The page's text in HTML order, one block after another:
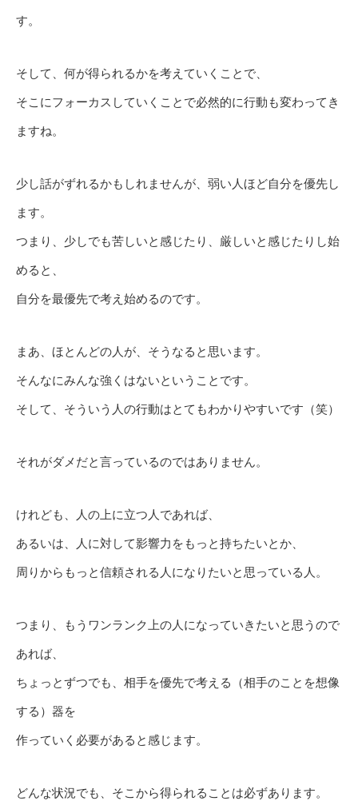
す。
そして、何が得られるかを考えていくことで、
そこにフォーカスしていくことで必然的に行動も変わってき
ますね。
少し話がずれるかもしれませんが、弱い人ほど自分を優先し
ます。
つまり、少しでも苦しいと感じたり、厳しいと感じたりし始
めると、
自分を最優先で考え始めるのです。
まあ、ほとんどの人が、そうなると思います。
そんなにみんな強くはないということです。
そして、そういう人の行動はとてもわかりやすいです（笑）
それがダメだと言っているのではありません。
けれども、人の上に立つ人であれば、
あるいは、人に対して影響力をもっと持ちたいとか、
周りからもっと信頼される人になりたいと思っている人。
つまり、もうワンランク上の人になっていきたいと思うので
あれば、
ちょっとずつでも、相手を優先で考える（相手のことを想像
する）器を
作っていく必要があると感じます。
どんな状況でも、そこから得られることは必ずあります。